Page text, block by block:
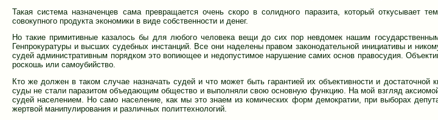
Такая система назначенцев сама превращается очень скоро в солидного паразита, который откусывает
совокупного продукта экономики в виде собственности и денег.
Но такие примитивные казалось бы для любого человека вещи до сих пор невдомек нашим
Генпрокуратуры и высших судебных инстанций. Все они наделены правом законодательной инициативы и
судей административным порядком это вопиющее и недопустимое нарушение самих основ правосудия.
роскошь или самоубийство.
Кто же должен в таком случае назначать судей и что может быть гарантией их объективности и достаточной
суды не стали паразитом объедающим общество и выполняли свою основную функцию. На мой взгляд
судей населением. Но само население, как мы это знаем из комических форм демократии, при выборах
жертвой манипулирования и различных политтехнологий.